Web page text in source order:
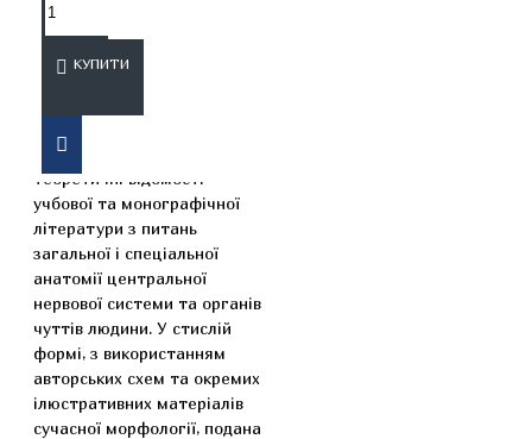
КУПИТИ
ОПИС
систематизовані
теоретичні відомості
учбової та монографічної
літератури з питань
загальної і спеціальної
анатомії центральної
нервової системи та органів
чуттів людини. У стислій
формі, з використанням
авторських схем та окремих
ілюстративних матеріалів
сучасної морфології, подана